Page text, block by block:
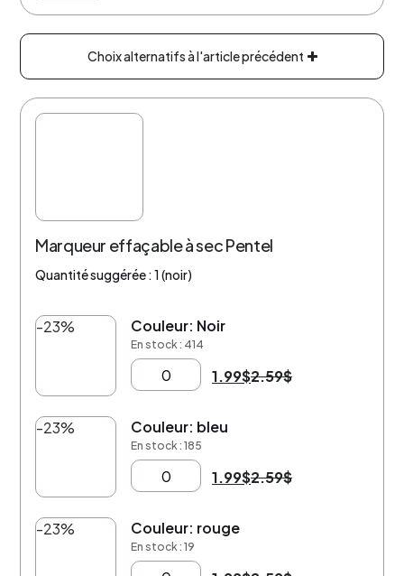
Choix alternatifs à l'article précédent
Marqueur effaçable à sec Pentel
Quantité suggérée : 1 (noir)
-23% Couleur: Noir
En stock : 414
1.99$2.59$
-23% Couleur: bleu
En stock : 185
1.99$2.59$
-23% Couleur: rouge
En stock : 19